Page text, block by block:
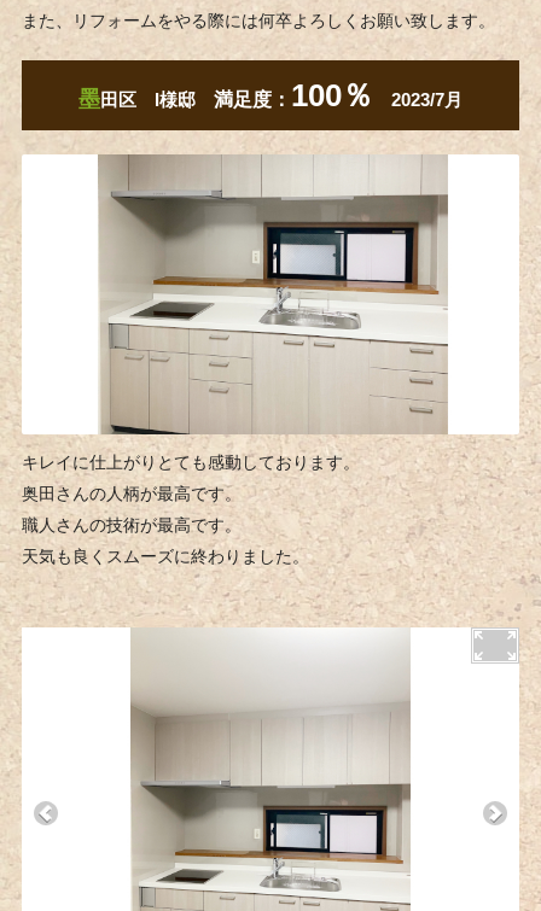
また、リフォームをやる際には何卒よろしくお願い致します。
墨田区 I様邸 満足度： 100％ 2023/7月
キレイに仕上がりとても感動しております。
奥田さんの人柄が最高です。
職人さんの技術が最高です。
天気も良くスムーズに終わりました。